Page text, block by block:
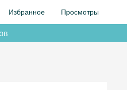
Избранное Просмотры